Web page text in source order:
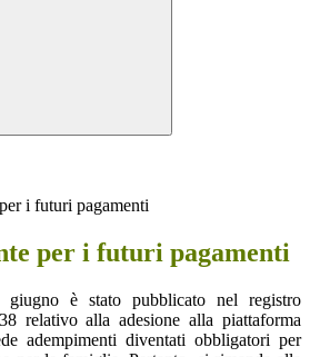
i futuri pagamenti
per i futuri pagamenti
è stato pubblicato nel registro
relativo alla adesione alla piattaforma
adempimenti diventati obbligatori per